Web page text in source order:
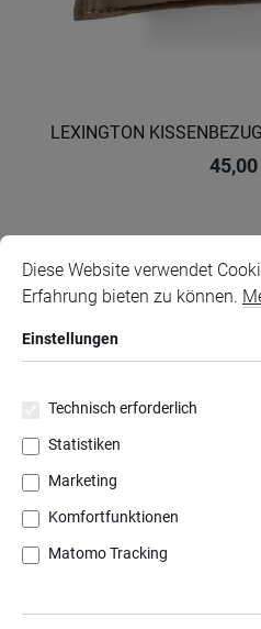
LEXINGTON
Cookie-Voreinstellungen
Diese Website verwendet
Diese Website verwendet
Erfahrung bieten zu können.
Einstellungen
Technisch erforderlich
Statistiken
Marketing
Komfortfunktionen
Matomo Tracking